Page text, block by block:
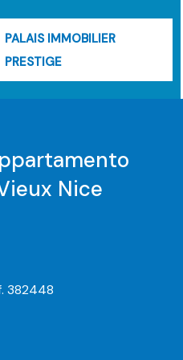
PALAIS IMMOBILIER
PRESTIGE
Nice
382448